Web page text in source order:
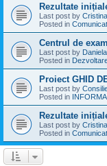
Rezultate
Last post by
Posted in
Centrul de
Last post by
Posted in
Proiect GHID
Last post by
Posted in
Rezultate
Last post by
Posted in